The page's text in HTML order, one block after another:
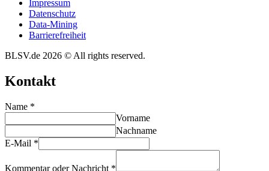
Impres­sum
Daten­schutz
Data-Mining
Barrie­re­frei­heit
BLSV.de 2026 © All rights reserved.
Kontakt
Name *
Vorname
Nachname
E-Mail *
Kommentar oder Nachricht *